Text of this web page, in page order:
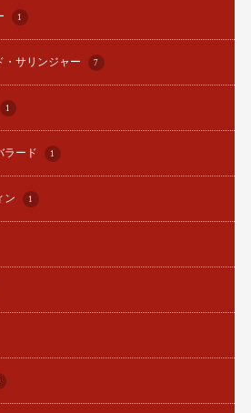
1
・サリンジャー 7
1
ラード 1
ン 1